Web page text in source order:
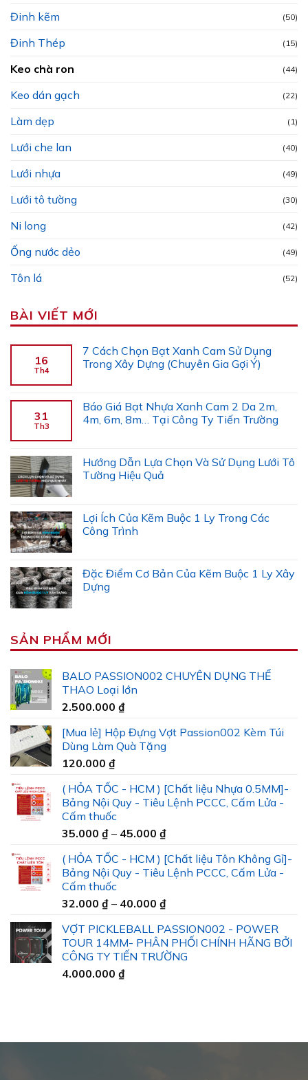
Đinh kẽm (50)
Đinh Thép (15)
Keo chà ron (44)
Keo dán gạch (22)
Làm dẹp (1)
Lưới che lan (40)
Lưới nhựa (49)
Lưới tô tường (30)
Ni long (42)
Ống nước dẻo (49)
Tôn lá (52)
BÀI VIẾT MỚI
16
Th4
7 Cách Chọn Bạt Xanh Cam Sử Dụng
Trong Xây Dựng (Chuyên Gia Gợi Ý)
31
Th3
Báo Giá Bạt Nhựa Xanh Cam 2 Da 2m,
4m, 6m, 8m… Tại Công Ty Tiến Trường
Hướng Dẫn Lựa Chọn Và Sử Dụng Lưới Tô
Tường Hiệu Quả
Lợi Ích Của Kẽm Buộc 1 Ly Trong Các
Công Trình
Đặc Điểm Cơ Bản Của Kẽm Buộc 1 Ly Xây
Dựng
SẢN PHẨM MỚI
BALO PASSION002 CHUYÊN DỤNG THỂ
THAO Loại lớn
2.500.000 ₫
[Mua lẻ] Hộp Đựng Vợt Passion002 Kèm Túi
Dùng Làm Quà Tặng
120.000 ₫
( HỎA TỐC - HCM ) [Chất liệu Nhựa 0.5MM]-
Bảng Nội Quy - Tiêu Lệnh PCCC, Cấm Lửa -
Cấm thuốc
35.000 ₫ – 45.000 ₫Khoảng
từ
35.000 ₫
45.000 ₫
( HỎA TỐC - HCM ) [Chất liệu Tôn Không Gỉ]-
Bảng Nội Quy - Tiêu Lệnh PCCC, Cấm Lửa -
Cấm thuốc
32.000 ₫ – 40.000 ₫Khoảng
từ
32.000 ₫
đến
VỢT PICKLEBALL PASSION002 - POWER
TOUR 14MM- PHÂN PHỐI CHÍNH HÃNG BỞI
CÔNG TY TIẾN TRƯỜNG
4.000.000 ₫